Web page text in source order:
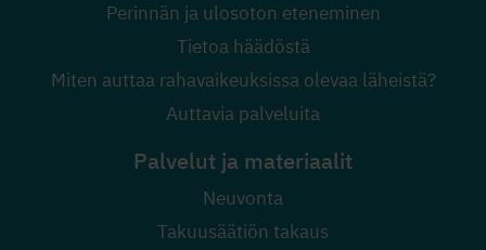
Perinnän ja ulosoton eteneminen
Tietoa häädöstä
Miten auttaa rahavaikeuksissa olevaa läheistä?
Auttavia palveluita
Palvelut ja materiaalit
Neuvonta
Takuusäätiön takaus